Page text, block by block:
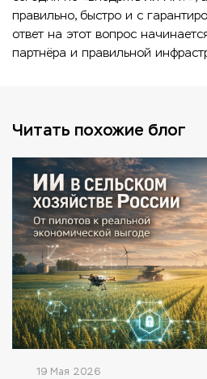
правильно, быстро и с
ответ на этот вопрос
партнёра и правильной
Читать похожие блог
19 Мая 2026